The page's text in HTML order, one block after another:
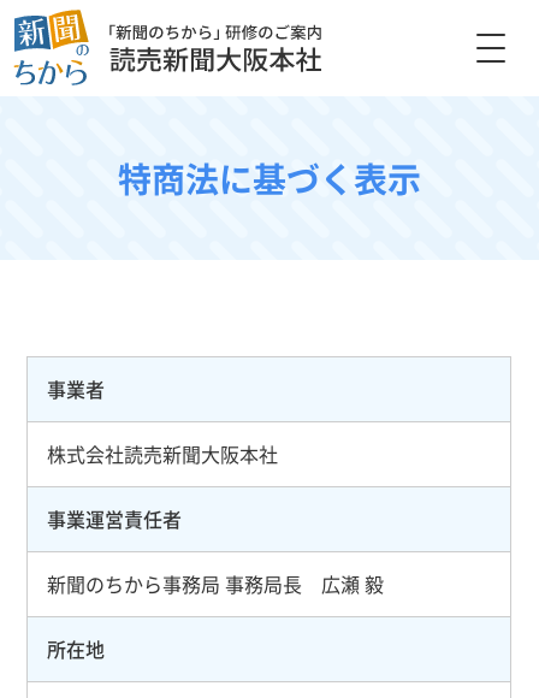
特商法に基づく表示
事業者
株式会社読売新聞大阪本社
事業運営責任者
新聞のちから事務局 事務局長 広瀬 毅
所在地